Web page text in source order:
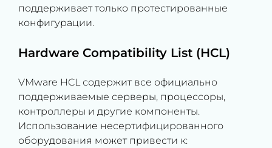
поддерживает только протестированные
конфигурации.
Hardware Compatibility List (HCL)
VMware HCL содержит все официально
поддерживаемые серверы, процессоры,
контроллеры и другие компоненты.
Использование несертифицированного
оборудования может привести к: